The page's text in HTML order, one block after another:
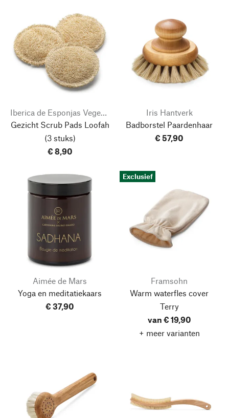
Iberica de Esponjas Vegetales
Gezicht Scrub Pads Loofah
(3 stuks)
€ 8,90
Iris Hantverk
Badborstel Paardenhaar
€ 57,90
Aimée de Mars
Yoga en meditatiekaars
€ 37,90
Exclusief
Framsohn
Warm waterfles cover
Terry
van € 19,90
+ meer varianten